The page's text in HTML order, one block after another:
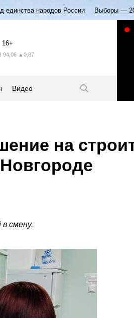
единства народов России Выборы —
16+
94,06 ▲0,87
Видео
на
смену.